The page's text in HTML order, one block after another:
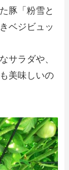
豚「粉雪と
ベジビュッ
サラダや、
美味しいの